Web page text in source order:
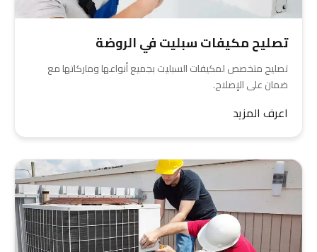
تصليح مكيفات سبليت في الروضة
تصليح متخصص لمكيفات السبليت بجميع أنواعها وماركاتها مع
ضمان على الإصلاح.
اعرف المزيد